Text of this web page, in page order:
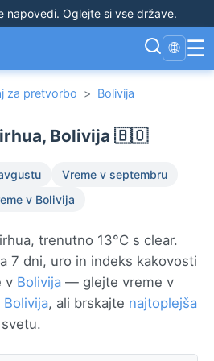
napovedi. Oglejte si vse države.
🌐 ☰
za pretvorbo > Bolivija
Bolivija 🇧🇴
Vreme v septembru
v Bolivija
trenutno 13°C s clear.
7 dni, uro in indeks kakovosti
v Bolivija — glejte vreme v
Bolivija, ali brskajte najtoplejša